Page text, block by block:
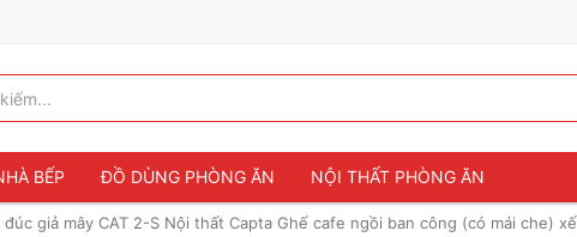
BẾP ĐỒ DÙNG PHÒNG ĂN NỘI THẤT PHÒNG ĂN
đúc giả mây CAT 2-S Nội thất Capta Ghế cafe ngồi ban công (có mái che)